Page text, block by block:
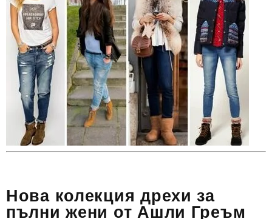
Нова колекция дрехи за
пълни жени от Ашли Греъм